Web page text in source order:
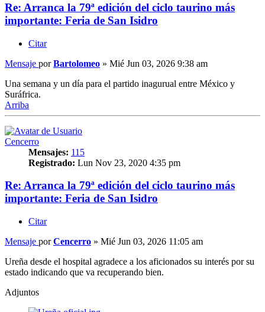
Re: Arranca la 79ª edición del ciclo taurino más
importante: Feria de San Isidro
Citar
Mensaje porBartolomeo » Mié Jun 03, 2026 9:38 am
Una semana y un día para el partido inagurual entre México y
Suráfrica.
Arriba
Cencerro
Mensajes: 115
Registrado: Lun Nov 23, 2020 4:35 pm
Re: Arranca la 79ª edición del ciclo taurino más
importante: Feria de San Isidro
Citar
Mensaje porCencerro » Mié Jun 03, 2026 11:05 am
Ureña desde el hospital agradece a los aficionados su interés por su
estado indicando que va recuperando bien.
Adjuntos